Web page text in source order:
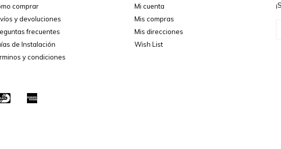
comprar
y devoluciones
frecuentes
de Instalación
y condiciones
Mi cuenta
Mis compras
Mis direcciones
Wish List